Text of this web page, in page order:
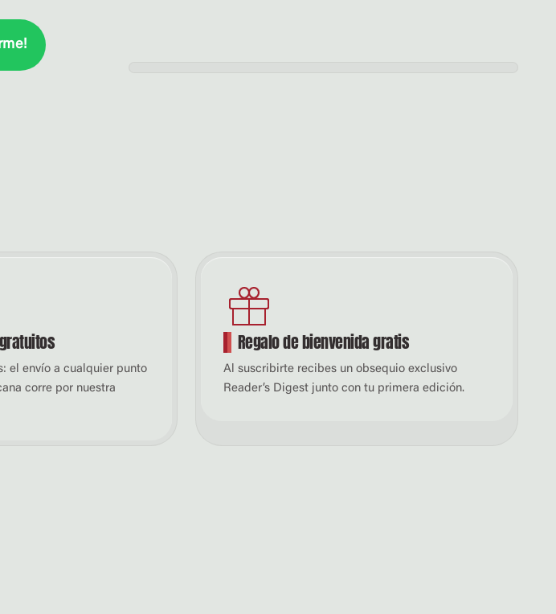
el envío a cualquier punto
corre por nuestra
Regalo de bienvenida gratis
Al suscribirte recibes un obsequio exclusivo
Reader’s Digest junto con tu primera edición.